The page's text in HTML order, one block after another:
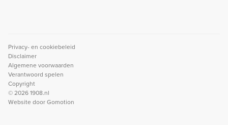
Privacy- en cookiebeleid
Disclaimer
Algemene voorwaarden
Verantwoord spelen
Copyright
© 2026 1908.nl
Website doorGomotion